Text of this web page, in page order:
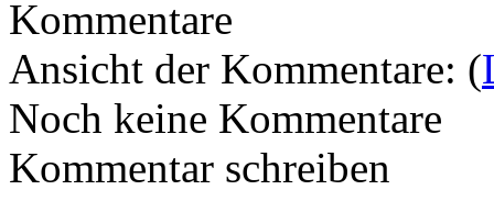
Kommentare
Ansicht der Kommentare: (
Noch keine Kommentare
Kommentar schreiben